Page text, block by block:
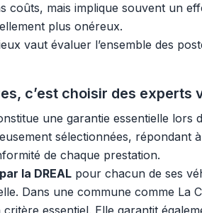
coûts, mais implique souvent un
plus onéreux.
vaut évaluer l’ensemble des
c’est choisir des experts
une garantie essentielle lors
sélectionnées,
de chaque prestation.
la DREAL pour chacun de ses
Dans une commune comme
essentiel. Elle garantit